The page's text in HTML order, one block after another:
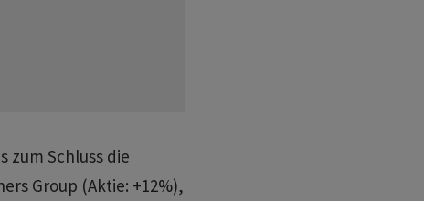
zum Schluss die
Group (Aktie: +12%),